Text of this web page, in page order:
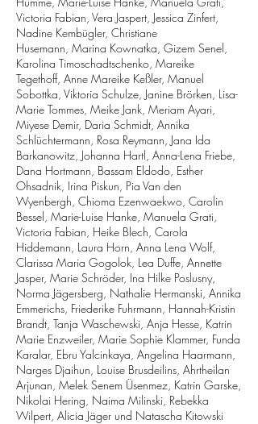
Victoria Fabian, Vera Jaspert, Jessica Zinfert,
Nadine Kembügler, Christiane
Husemann, Marina Kownatka, Gizem Senel,
Karolina Timoschadtschenko, Mareike
Tegethoff, Anne Mareike Keßler, Manuel
Sobottka, Viktoria Schulze, Janine Brörken, Lisa-
Marie Tommes, Meike Jank, Meriam Ayari,
Miyese Demir, Daria Schmidt, Annika
Schlüchtermann, Rosa Reymann, Jana Ida
Barkanowitz, Johanna Hartl, Anna-Lena Friebe,
Dana Hortmann, Bassam Eldodo, Esther
Ohsadnik, Irina Piskun, Pia Van den
Wyenbergh, Chioma Ezenwaekwo, Carolin
Bessel, Marie-Luise Hanke, Manuela Grati,
Victoria Fabian, Heike Blech, Carola
Hiddemann, Laura Horn, Anna Lena Wolf,
Clarissa Maria Gogolok, Lea Duffe, Annette
Jasper, Marie Schröder, Ina Hilke Poslusny,
Norma Jägersberg, Nathalie Hermanski, Annika
Emmerichs, Friederike Fuhrmann, Hannah-Kristin
Brandt, Tanja Waschewski, Anja Hesse, Katrin
Marie Enzweiler, Marie Sophie Klammer, Funda
Karalar, Ebru Yalcinkaya, Angelina Haarmann,
Narges Djaihun, Louise Brusdeilins, Ahrtheilan
Arjunan, Melek Senem Üsenmez, Katrin Garske,
Nikolai Hering, Naima Milinski, Rebekka
Wilpert, Alicia Jäger und Natascha Kitowski